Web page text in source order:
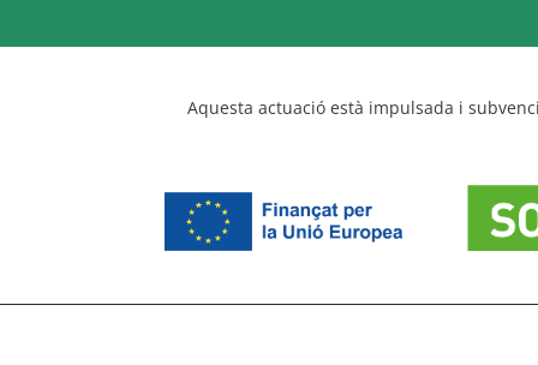
Aquesta actuació està impulsada i